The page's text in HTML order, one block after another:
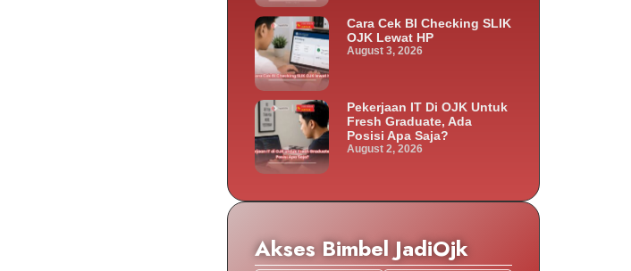
Cara Cek BI Checking SLIK
OJK Lewat HP
August 3, 2026
Pekerjaan IT Di OJK Untuk
Fresh Graduate, Ada
Posisi Apa Saja?
August 2, 2026
Akses Bimbel JadiOjk